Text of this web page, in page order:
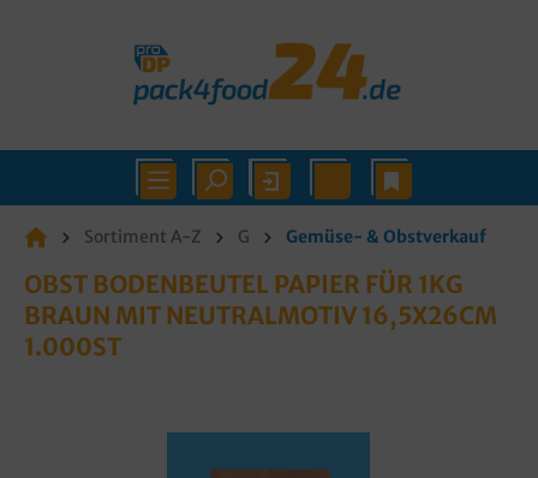
Sortiment A-Z G Gemüse- & Obstverkauf
OBST BODENBEUTEL PAPIER FÜR 1KG
BRAUN MIT NEUTRALMOTIV 16,5X26CM
1.000ST